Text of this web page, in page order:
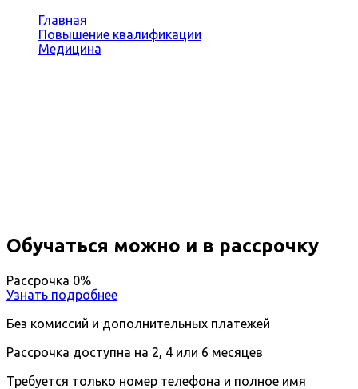
Главная
Повышение квалификации
Медицина
Обучаться можно и в рассрочку
Рассрочка 0%
Узнать подробнее
Без комиссий и дополнительных платежей
Рассрочка доступна на 2, 4 или 6 месяцев
Требуется только номер телефона и полное имя